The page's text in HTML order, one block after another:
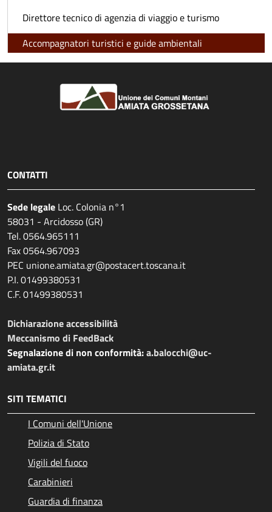
Direttore tecnico di agenzia di viaggio e turismo
Accompagnatori turistici e guide ambientali
CONTATTI
Sede legale Loc. Colonia n°1
58031 - Arcidosso (GR)
Tel. 0564.965111
Fax 0564.967093
PEC unione.amiata.gr@postacert.toscana.it
P.I. 01499380531
C.F. 01499380531
Dichiarazione accessibilità
Meccanismo di FeedBack
Segnalazione di non conformità:a.balocchi@uc-
amiata.gr.it
SITI TEMATICI
I Comuni dell'Unione
Polizia di Stato
Vigili del fuoco
Carabinieri
Guardia di finanza